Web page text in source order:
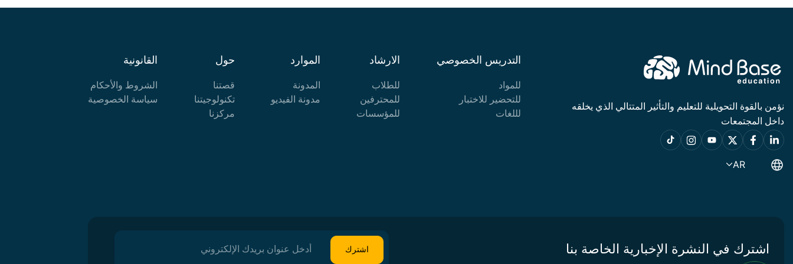
نؤمن بالقوة التحويلية للتعليم والتأثير المتتالي الذي يخلقه
داخل المجتمعات
AR
التدريس الخصوصي
للمواد
للتحضير للاختبار
لللغات
الارشاد
للطلاب
للمحترفين
للمؤسسات
الموارد
المدونة
مدونة الفيديو
حول
قصتنا
تكنولوجيتنا
مركزنا
القانونية
الشروط والأحكام
سياسة الخصوصية
اشترك في النشرة الإخبارية الخاصة بنا